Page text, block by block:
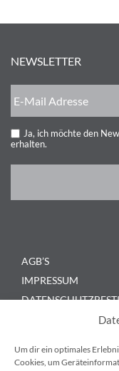
Um dir ein optimales
Cookies, um
NEWSLETTER
Ja, ich möchte den
erhalten.
AGB’S
IMPRESSUM